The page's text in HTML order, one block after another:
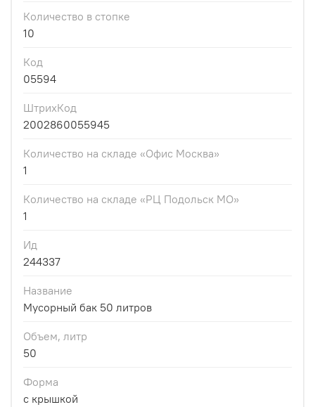
Количество в стопке
10
Код
05594
ШтрихКод
2002860055945
Количество на складе «Офис Москва»
1
Количество на складе «РЦ Подольск МО»
1
Ид
244337
Название
Мусорный бак 50 литров
Объем, литр
50
Форма
с крышкой